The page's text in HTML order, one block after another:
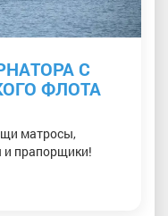
С
ФЛОТА
матросы,
прапорщики!